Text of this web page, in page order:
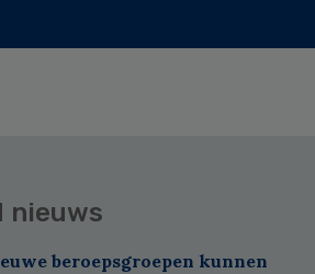
nieuws
beroepsgroepen kunnen